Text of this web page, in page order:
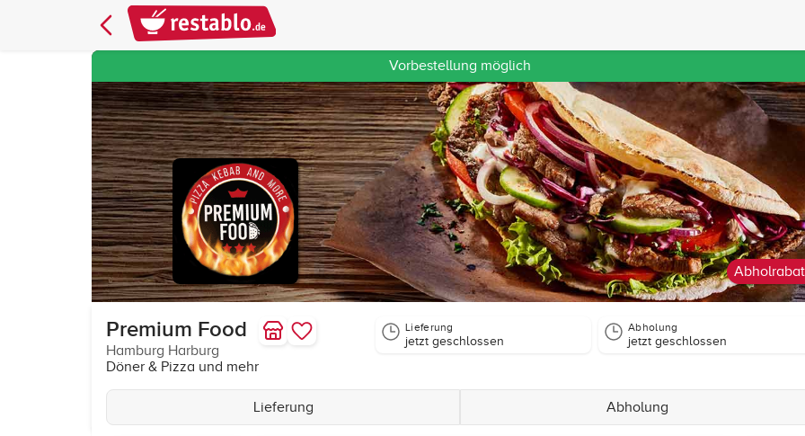
Vorbestellung möglich
Premium Food
Hamburg Harburg
Döner & Pizza und mehr
Lieferung
jetzt geschlossen
Abholung
jetzt geschlossen
Lieferung Abholung